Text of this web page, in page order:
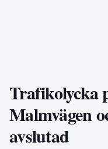
Trafikolycka
Malmvägen
avslutad